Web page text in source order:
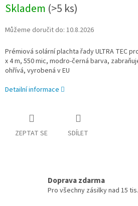
Skladem (>5 ks)
Můžeme doručit do: 10.8.2026
Prémiová solární plachta řady ULTRA TEC
x 4 m, 550 mic, modro-černá barva,
ohřívá, vyrobená v EU
Detailní informace
ZEPTAT SE SDÍLET
Doprava zdarma
Pro všechny zásilky nad 15